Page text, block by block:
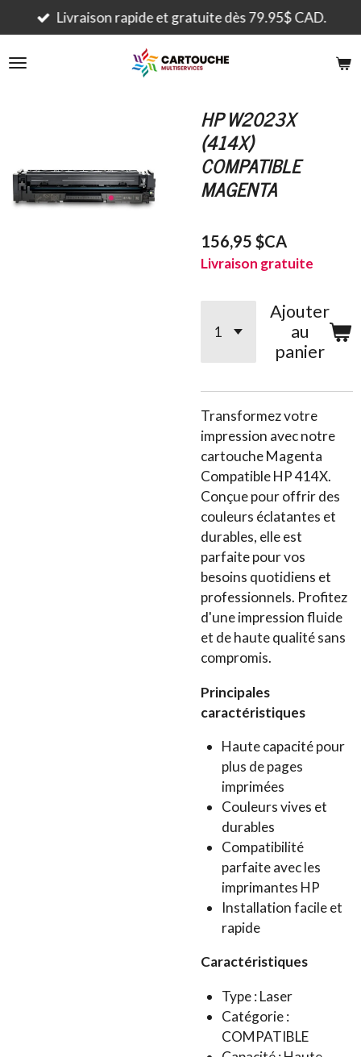
Passer
au
contenu
Livraison rapide et gratuite dès 79.95$ CAD.
HP W2023X
(414X)
COMPATIBLE
MAGENTA
156,95 $CA
Livraison gratuite
Ajouter
au
panier
Transformez votre
impression avec notre
cartouche Magenta
Compatible HP 414X.
Conçue pour offrir des
couleurs éclatantes et
durables, elle est
parfaite pour vos
besoins quotidiens et
professionnels. Profitez
d'une impression fluide
et de haute qualité sans
compromis.
Principales
caractéristiques
Haute capacité pour
plus de pages
imprimées
Couleurs vives et
durables
Compatibilité
parfaite avec les
imprimantes HP
Installation facile et
rapide
Caractéristiques
Type : Laser
Catégorie :
COMPATIBLE